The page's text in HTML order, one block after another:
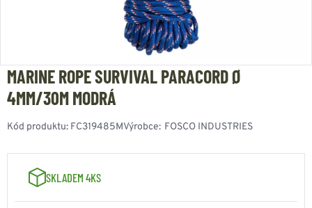
MARINE ROPE SURVIVAL PARACORD Ø
4MM/30M MODRÁ
Kód produktu: FC319485MVýrobce: FOSCO INDUSTRIES
SKLADEM 4KS